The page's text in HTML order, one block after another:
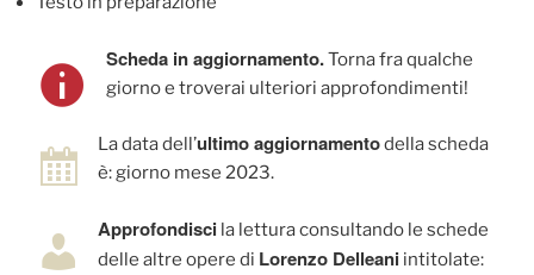
Scheda in aggiornamento.Torna fra qualche
giorno e troverai ulteriori approfondimenti!
La data dell’ultimo aggiornamentodella scheda
è: giorno mese 2023.
Approfondisci la lettura consultando le schede
delle altre opere di Lorenzo Delleani intitolate: